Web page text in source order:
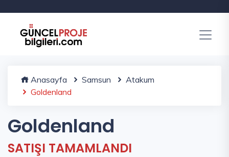
Anasayfa Samsun
Atakum
Goldenland
Goldenland
SATIŞI TAMAMLANDI